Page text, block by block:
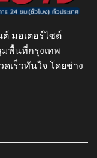
มอเตอร์ไซต์
พื้นที่กรุงเทพ
เร็วทันใจ โดยช่าง